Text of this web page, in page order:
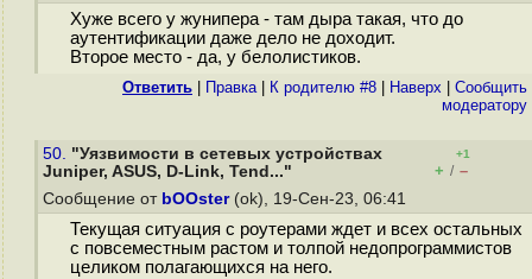
Хуже всего у жунипера - там дыра такая, что до
аутентификации даже дело не доходит.
Второе место - да, у белолистиков.
Ответить Правка| К родителю #8 Наверх
Cообщить
модератору
50. "Уязвимости в сетевых устройствах
Juniper, ASUS, D-Link, Tend..."
+1
+ / –
Сообщение от bOOster(ok), 19-Сен-23, 06:41
Текущая ситуация с роутерами ждет и всех остальных
с повсеместным растом и толпой недопрограммистов
целиком полагающихся на него.